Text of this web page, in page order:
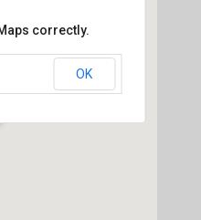
correctly.
OK